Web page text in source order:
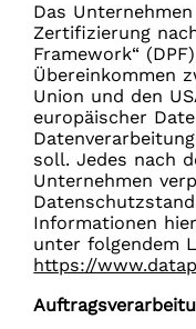
Das
Zertifizierung
Framework“
Übereinkommen
Union und den
europäischer
soll. Jedes nach
Unternehmen
Informationen
unter folgendem
https://